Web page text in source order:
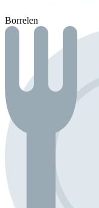
Borrelen